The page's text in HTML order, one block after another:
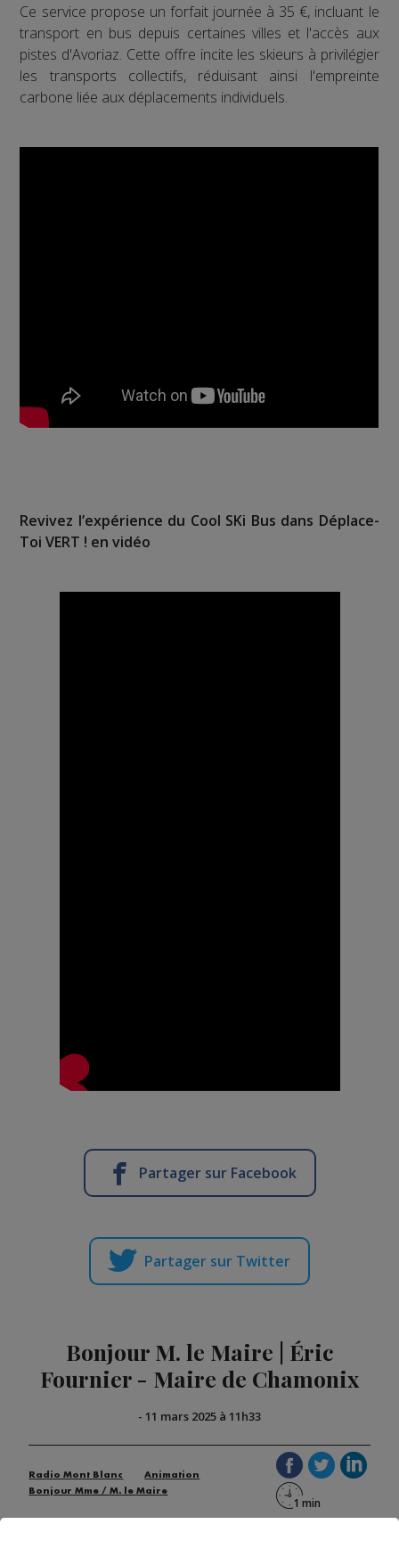
Ce service propose un forfait journée à 35 €, incluant le
transport en bus depuis certaines villes et l'accès aux
pistes d'Avoriaz. Cette offre incite les skieurs à privilégier
les transports collectifs, réduisant ainsi l'empreinte
carbone liée aux déplacements individuels.
Revivez l’expérience du Cool SKi Bus dans Déplace-
Toi VERT ! en vidéo
Partager sur Facebook
Partager sur Twitter
Bonjour M. le Maire | Éric
Fournier - Maire de Chamonix
- 11 mars 2025 à 11h33
Radio Mont Blanc
Animation
Bonjour Mme / M. le Maire